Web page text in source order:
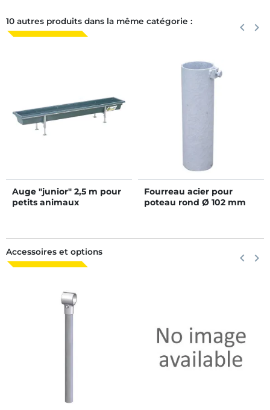
10 autres produits dans la même catégorie : keyboard_arrow_left keyboard_arrow_right
Auge "junior" 2,5 m pour
petits animaux
Fourreau acier pour
poteau rond Ø 102 mm
Accessoires et options keyboard_arrow_left keyboard_arrow_right